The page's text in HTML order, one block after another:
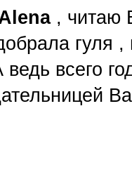
, читаю
гуля
всего